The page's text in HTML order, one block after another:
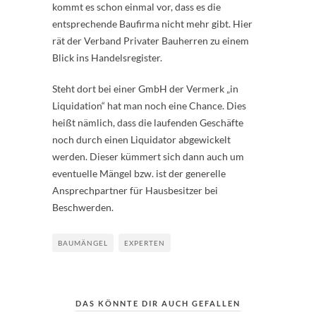
kommt es schon einmal vor, dass es die
entsprechende Baufirma nicht mehr gibt. Hier
rät der Verband Privater Bauherren zu einem
Blick ins Handelsregister.
Steht dort bei einer GmbH der Vermerk „in
Liquidation“ hat man noch eine Chance. Dies
heißt nämlich, dass die laufenden Geschäfte
noch durch einen Liquidator abgewickelt
werden. Dieser kümmert sich dann auch um
eventuelle Mängel bzw. ist der generelle
Ansprechpartner für Hausbesitzer bei
Beschwerden.
BAUMÄNGEL EXPERTEN
DAS KÖNNTE DIR AUCH GEFALLEN